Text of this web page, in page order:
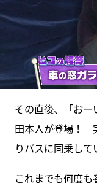
その直後、「お
田本人が登場！
りバスに同乗して
これまでも何度